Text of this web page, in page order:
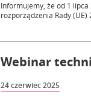
Informujemy, że od 1
rozporządzenia Rady
Webinar
24 czerwiec 2025